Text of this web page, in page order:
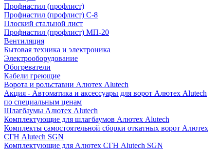
Профнастил (профлист)
Профнастил (профлист) С-8
Плоский стальной лист
Профнастил (профлист) МП-20
Вентиляция
Бытовая техника и электроника
Электрооборудование
Обогреватели
Кабели греющие
Ворота и рольставни Алютех Alutech
Акция - Автоматика и аксессуары для ворот Алютех Alutech
по специальным ценам
Шлагбаумы Алютех Alutech
Комплектующие для шлагбаумов Алютех Alutech
Комплекты самостоятельной сборки откатных ворот Алютех
СГН Alutech SGN
Комплектующие для Алютех СГН Alutech SGN